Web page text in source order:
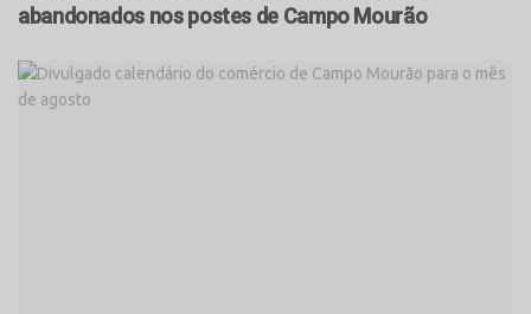
abandonados nos postes de Campo Mourão